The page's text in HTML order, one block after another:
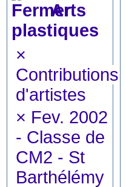
Arts
plastiques
×
Contributions
d'artistes
× Fev. 2002
- Classe de
CM2 - St
Barthélémy